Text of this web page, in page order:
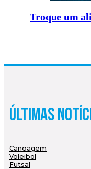
Troque um
Últimas
Canoagem
Voleibol
Futsal